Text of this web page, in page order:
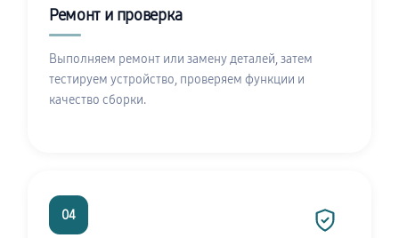
Ремонт и проверка
Выполняем ремонт или замену деталей, затем
тестируем устройство, проверяем функции и
качество сборки.
04